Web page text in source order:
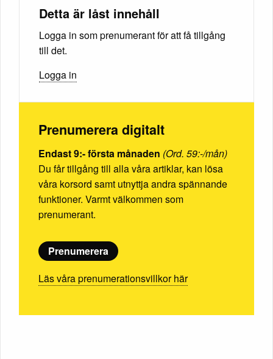
Detta är låst innehåll
Logga in som prenumerant för att få tillgång
till det.
Logga in
Prenumerera digitalt
Endast 9:- första månaden (Ord. 59:-/mån)
Du får tillgång till alla våra artiklar, kan lösa
våra korsord samt utnyttja andra spännande
funktioner. Varmt välkommen som
prenumerant.
Prenumerera
Läs våra prenumerationsvillkor här